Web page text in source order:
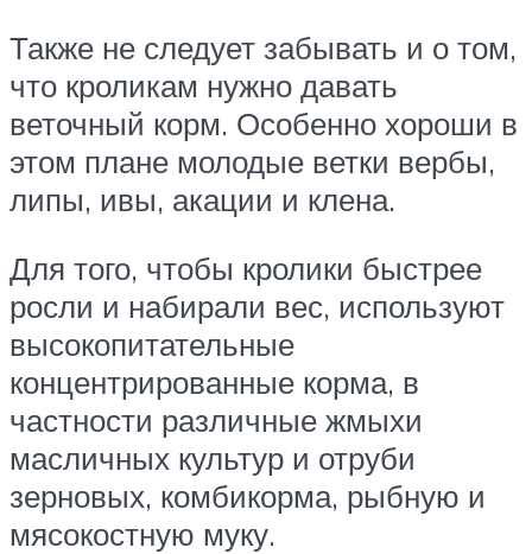
Также не следует забывать и о том,
что кроликам нужно давать
веточный корм. Особенно хороши в
этом плане молодые ветки вербы,
липы, ивы, акации и клена.
Для того, чтобы кролики быстрее
росли и набирали вес, используют
высокопитательные
концентрированные корма, в
частности различные жмыхи
масличных культур и отруби
зерновых, комбикорма, рыбную и
мясокостную муку.